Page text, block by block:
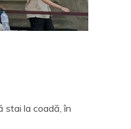
stai la coadă, în